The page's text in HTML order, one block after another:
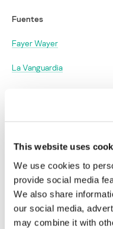
This website uses
We use cookies to
provide social media
We also share
our social media,
may combine it with
Fuentes
Fayer Wayer
La Vanguardia
malicioso se
Su dirección de correo
campos obligatorios